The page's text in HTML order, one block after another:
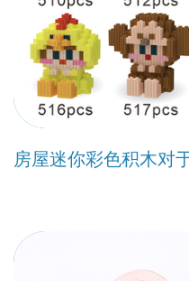
房屋迷你彩色积木对